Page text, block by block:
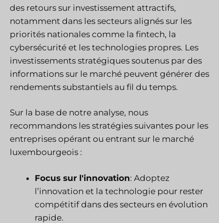
des retours sur investissement attractifs,
notamment dans les secteurs alignés sur les
priorités nationales comme la fintech, la
cybersécurité et les technologies propres. Les
investissements stratégiques soutenus par des
informations sur le marché peuvent générer des
rendements substantiels au fil du temps.
Sur la base de notre analyse, nous
recommandons les stratégies suivantes pour les
entreprises opérant ou entrant sur le marché
luxembourgeois :
Focus sur l'innovation: Adoptez
l’innovation et la technologie pour rester
compétitif dans des secteurs en évolution
rapide.